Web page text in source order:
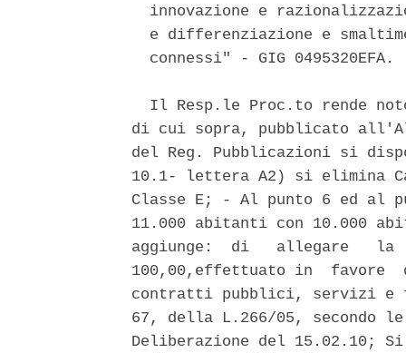
innovazione e
e differenziazione e
  connessi" - GIG 0495320EFA.
Il Resp.le Proc.to rende
di cui sopra, pubblicato
del Reg. Pubblicazioni si
10.1- lettera A2) si elimina
Classe E; - Al punto 6 ed al
11.000 abitanti con 10.000
aggiunge:  di   allegare
100,00,effettuato in
contratti pubblici, servizi e
67, della L.266/05,
Deliberazione del 15.02.10;